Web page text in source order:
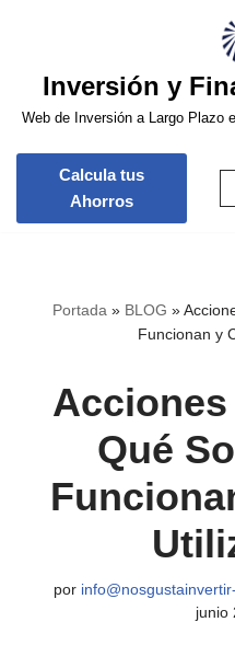
contenido
Inversión y
Web de Inversión a Largo Plazo
Calcula tus
Ahorros
Portada » BLOG »
Funcionan y
Qué
por
junio